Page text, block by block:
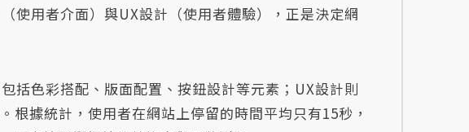
使用者介面）與UX設計（使用者體驗），正是決定網
括色彩搭配、版面配置、按鈕設計等元素；UX設計則
根據統計，使用者在網站上停留的時間平均只有15秒，